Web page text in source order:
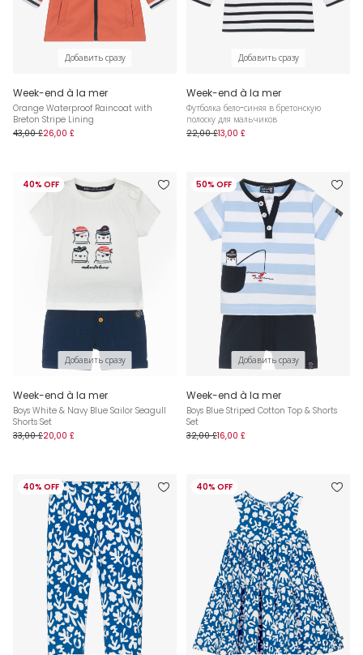
Добавить сразу
Week-end à la mer
Orange Waterproof Raincoat with
Breton Stripe Lining
43,00 £26,00 £
Добавить сразу
Week-end à la mer
Футболка бело-синяя в бретонскую
полоску для мальчиков
22,00 £13,00 £
40% OFF
Добавить сразу
Week-end à la mer
Boys White & Navy Blue Sailor Seagull
Shorts Set
33,00 £20,00 £
50% OFF
Добавить сразу
Week-end à la mer
Boys Blue Striped Cotton Top & Shorts
Set
32,00 £16,00 £
40% OFF 40% OFF